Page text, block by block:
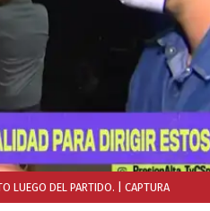
LUEGO DEL PARTIDO. | CAPTURA